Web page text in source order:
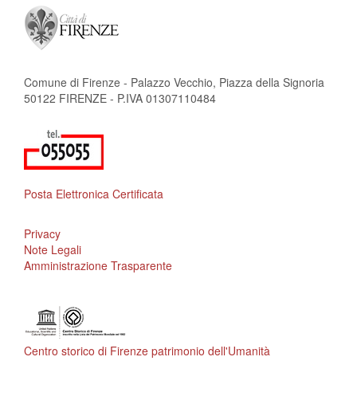
Comune di Firenze - Palazzo Vecchio, Piazza della Signoria
50122 FIRENZE - P.IVA 01307110484
Posta Elettronica Certificata
Privacy
Note Legali
Amministrazione Trasparente
Centro storico di Firenze patrimonio dell'Umanità